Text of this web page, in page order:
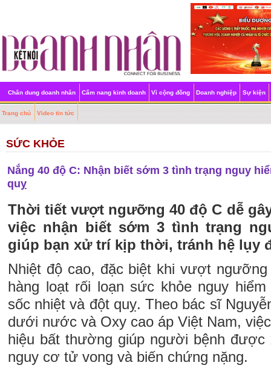
Chân dung doanh nhân Cẩm nang kinh doanh Vì cộng đồng Doanh nghiệp Sự kiện
Trang chủ Video tin tức
SỨC KHỎE
Nắng 40 độ C: Nhận biết sớm 3 tình trạng nguy
quỵ
Thời tiết vượt ngưỡng 40 độ C dễ
việc nhận biết sớm 3 tình trạng
giúp bạn xử trí kịp thời, tránh hệ lụy
Nhiệt độ cao, đặc biệt khi vượt
hàng loạt rối loạn sức khỏe nguy
sốc nhiệt và đột quỵ. Theo bác sĩ
dưới nước và Oxy cao áp Việt Nam,
hiệu bất thường giúp người bệnh
nguy cơ tử vong và biến chứng nặng.